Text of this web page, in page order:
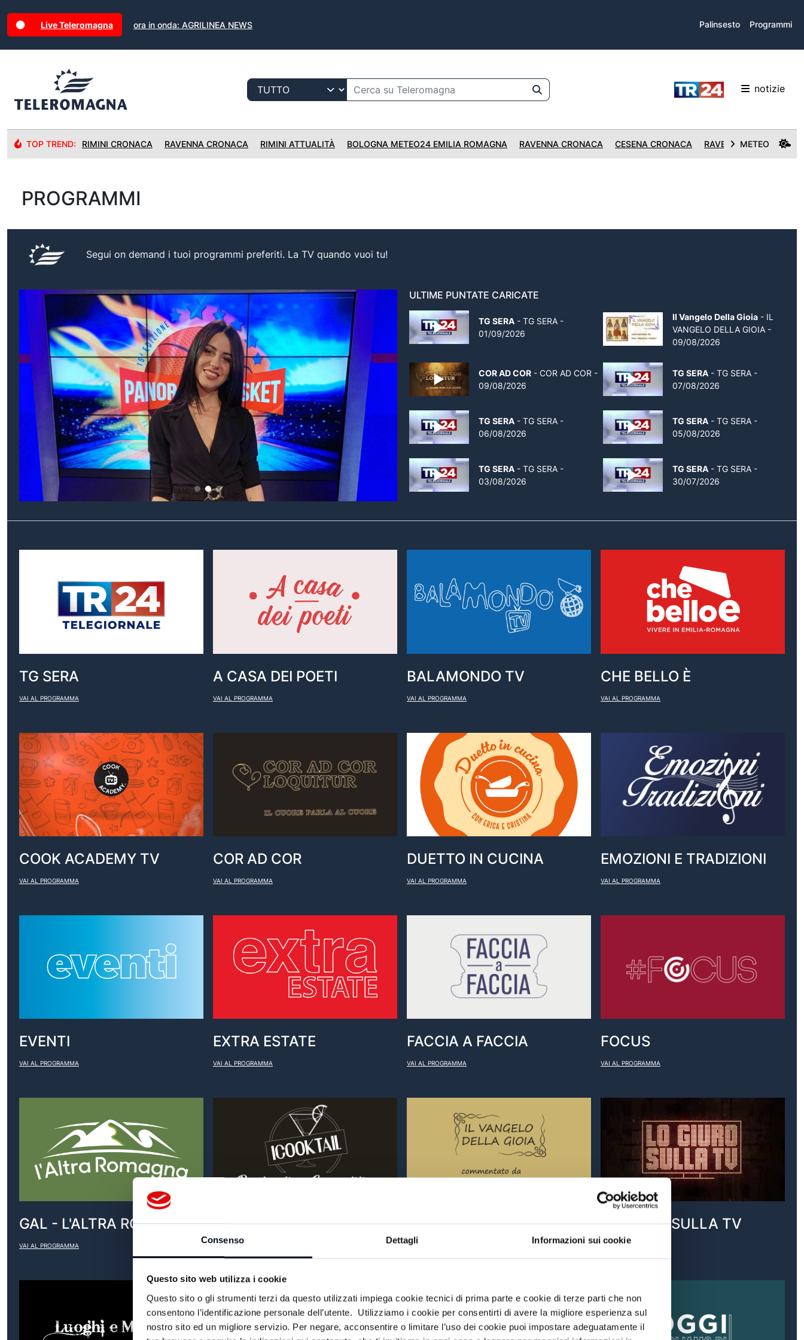
Consenso Dettagli Informazioni sui cookie
Questo sito web utilizza i cookie
Questo sito o gli strumenti terzi da questo utilizzati impiega cookie tecnici di prima parte e cookie di terze parti che non
consentono l’identificazione personale dell’utente. Utilizziamo i cookie per consentirti di avere la migliore esperienza sul
nostro sito ed un migliore servizio. Per negare, acconsentire o limitare l’uso dei cookie puoi impostare adeguatamente il
Live Teleromagna ora in onda: AGRILINEA NEWS Palinsesto Programmi
notizie
TOP TREND: RIMINI CRONACA RAVENNA CRONACA RIMINI ATTUALITÀ BOLOGNA METEO24 EMILIA ROMAGNA RAVENNA CRONACA CESENA CRONACA RAVENNA CRONACA
METEO
PROGRAMMI
Segui on demand i tuoi programmi preferiti. La TV quando vuoi tu!
ULTIME PUNTATE CARICATE
TG SERA - TG SERA -
01/09/2026
Il Vangelo Della Gioia - IL
VANGELO DELLA GIOIA -
09/08/2026
COR AD COR - COR AD COR -
09/08/2026
TG SERA - TG SERA -
07/08/2026
TG SERA - TG SERA -
06/08/2026
TG SERA - TG SERA -
05/08/2026
TG SERA - TG SERA -
03/08/2026
TG SERA - TG SERA -
30/07/2026
TG SERA
VAI AL PROGRAMMA
A CASA DEI POETI
VAI AL PROGRAMMA
BALAMONDO TV
VAI AL PROGRAMMA
CHE BELLO È
VAI AL PROGRAMMA
COOK ACADEMY TV
VAI AL PROGRAMMA
COR AD COR
VAI AL PROGRAMMA
DUETTO IN CUCINA
VAI AL PROGRAMMA
EMOZIONI E TRADIZIONI
VAI AL PROGRAMMA
EVENTI
VAI AL PROGRAMMA
EXTRA ESTATE
VAI AL PROGRAMMA
FACCIA A FACCIA
VAI AL PROGRAMMA
FOCUS
VAI AL PROGRAMMA
GAL - L'ALTRA ROMAGNA
VAI AL PROGRAMMA
ICOOKTAIL IL VANGELO DELLA GIOIA
VAI AL PROGRAMMA
LO GIURO SULLA TV
MUSICA LA NOSTRA VITA